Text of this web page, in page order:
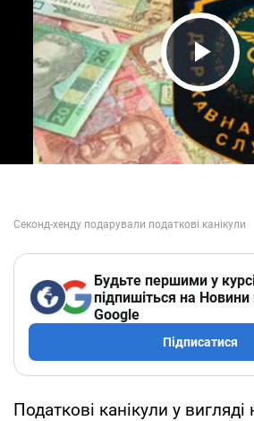
Play
Будьте першими у
підпишіться на Новини
Google
Підписатися
Податкові канікули у вигляді